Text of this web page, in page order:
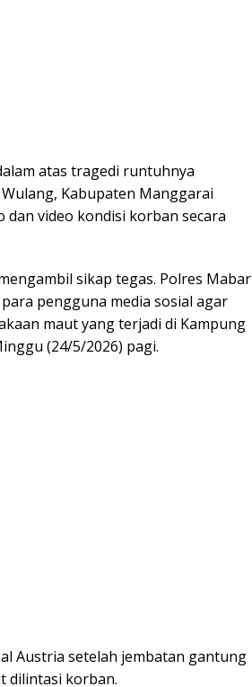
atas tragedi runtuhnya
Kabupaten Manggarai
video kondisi korban secara
sikap tegas. Polres Mabar
pengguna media sosial agar
maut yang terjadi di Kampung
(24/5/2026) pagi.
Austria setelah jembatan gantung
dilintasi korban.